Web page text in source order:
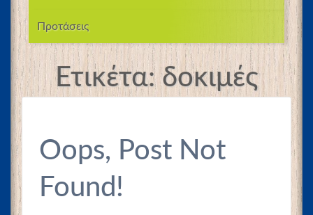
Προτάσεις
Ετικέτα:δοκιμές
Oops, Post Not
Found!